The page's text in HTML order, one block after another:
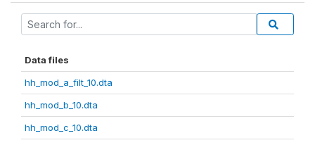
Data files
hh_mod_a_filt_10.dta
hh_mod_b_10.dta
hh_mod_c_10.dta